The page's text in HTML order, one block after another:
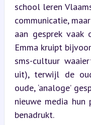
school leren
communicatie,
aan gesprek vaak
Emma kruipt
sms-cultuur
uit), terwijl de
oude, ‘analoge’
nieuwe media
benadrukt.